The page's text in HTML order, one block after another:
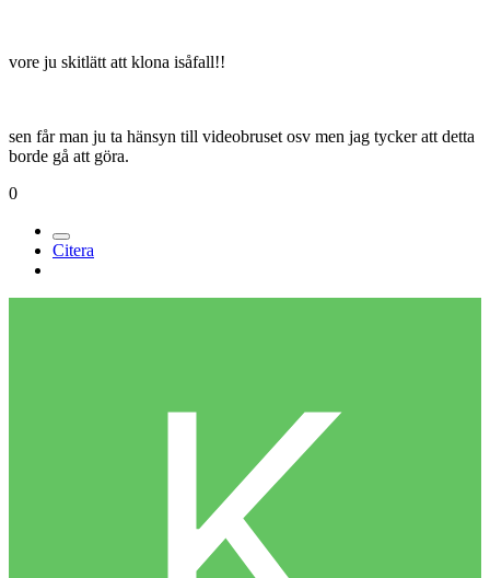
vore ju skitlätt att klona isåfall!!
sen får man ju ta hänsyn till videobruset osv men jag tycker att detta
borde gå att göra.
0
Citera